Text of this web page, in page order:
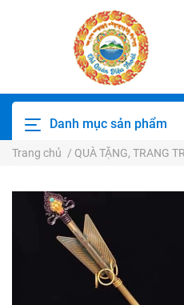
Danh mục sản phẩm
Trang chủ / QUÀ TẶNG, TRANG